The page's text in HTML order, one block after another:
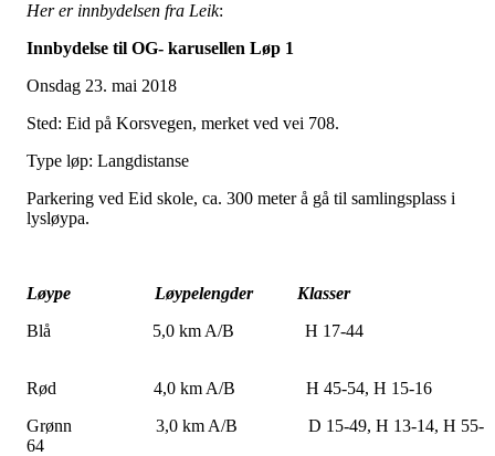
Her er innbydelsen fra Leik:
Innbydelse til OG- karusellen Løp 1
Onsdag 23. mai 2018
Sted: Eid på Korsvegen, merket ved vei 708.
Type løp: Langdistanse
Parkering ved Eid skole, ca. 300 meter å gå til samlingsplass i
lysløypa.
Løype Løypelengder Klasser
Blå 5,0 km A/B H 17-44
Rød 4,0 km A/B H 45-54, H 15-16
Grønn 3,0 km A/B D 15-49, H 13-14, H 55-
64